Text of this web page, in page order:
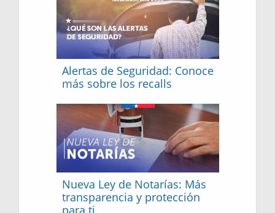
Alertas de Seguridad: Conoce
más sobre los recalls
Nueva Ley de Notarías: Más
transparencia y protección
para ti